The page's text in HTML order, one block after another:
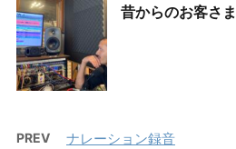
昔からのお客さま
PREV ナレーション録音